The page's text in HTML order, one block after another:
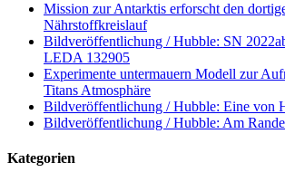
Mission zur Antarktis erforscht den
Nährstoffkreislauf
Bildveröffentlichung / Hubble: SN
LEDA 132905
Experimente untermauern Modell zur
Titans Atmosphäre
Bildveröffentlichung / Hubble: Eine von
Bildveröffentlichung / Hubble: Am Rande
Kategorien